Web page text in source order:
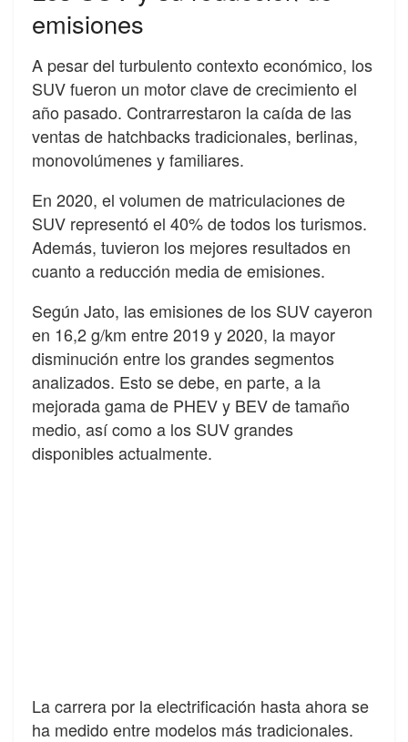
emisiones
A pesar del turbulento contexto económico, los
SUV fueron un motor clave de crecimiento el
año pasado. Contrarrestaron la caída de las
ventas de hatchbacks tradicionales, berlinas,
monovolúmenes y familiares.
En 2020, el volumen de matriculaciones de
SUV representó el 40% de todos los turismos.
Además, tuvieron los mejores resultados en
cuanto a reducción media de emisiones.
Según Jato, las emisiones de los SUV cayeron
en 16,2 g/km entre 2019 y 2020, la mayor
disminución entre los grandes segmentos
analizados. Esto se debe, en parte, a la
mejorada gama de PHEV y BEV de tamaño
medio, así como a los SUV grandes
disponibles actualmente.
La carrera por la electrificación hasta ahora se
ha medido entre modelos más tradicionales.